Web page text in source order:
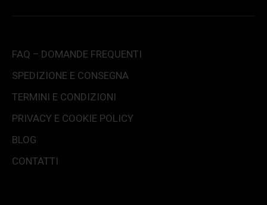
FAQ – DOMANDE FREQUENTI
SPEDIZIONE E CONSEGNA
TERMINI E CONDIZIONI
PRIVACY E COOKIE POLICY
BLOG
CONTATTI